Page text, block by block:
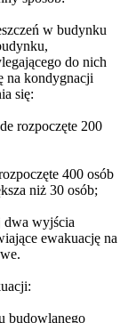
w budynku
do nich
na kondygnacji
się:
rozpoczęte 200
400 osób
niż 30 osób;
dwa wyjścia
ewakuację na
budowlanego